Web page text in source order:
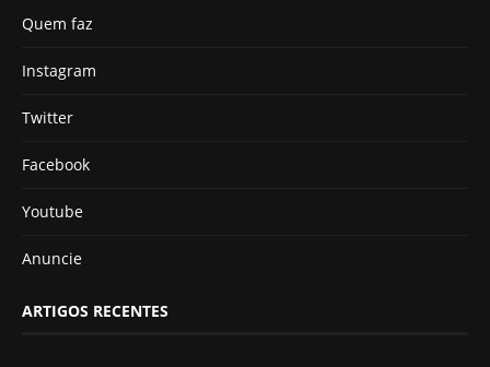
Quem faz
Instagram
Twitter
Facebook
Youtube
Anuncie
ARTIGOS RECENTES